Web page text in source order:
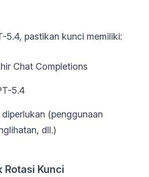
5.4, pastikan kunci memiliki:
Chat Completions
5.4
(penggunaan
dll.)
Rotasi Kunci